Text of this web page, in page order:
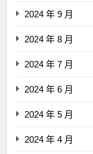
2024 年 9 月
2024 年 8 月
2024 年 7 月
2024 年 6 月
2024 年 5 月
2024 年 4 月